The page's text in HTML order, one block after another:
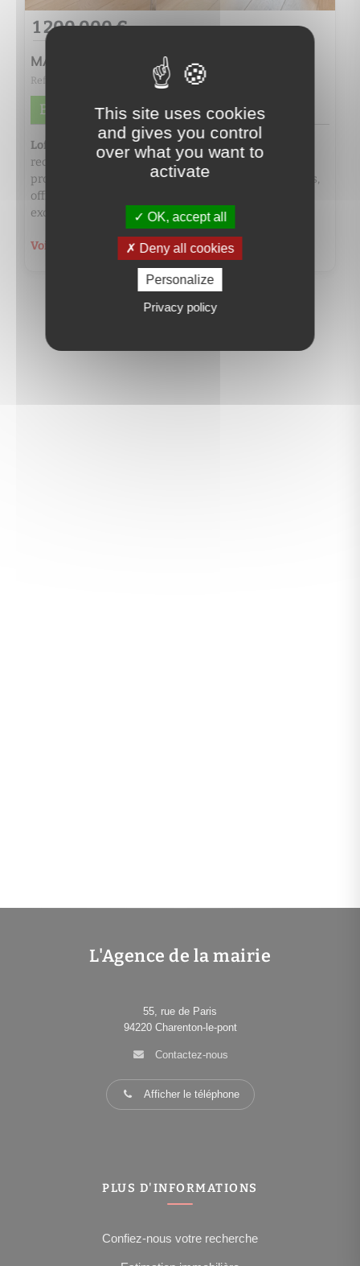
MAISONS-ALFORT
Ref. 5455
B
Loft 7 Pièce(s) de 176m 2
- M°STADE - Quartier
recherché de Charentonneau, rue calme - Nous vous
proposons ce magnifique loft avec espaces extérieurs,
offrant une surface habitable de 176m² aux volumes
exceptionnelles. Un emplac...
Voir le détail du bien
1 200 000 €
L'Agence de la mairie
55, rue de Paris
94220 Charenton-le-pont
Contactez-nous
Afficher le téléphone
PLUS D'INFORMATIONS
Confiez-nous votre recherche
This site uses cookies
and gives you control
over what you want to
activate
OK, accept all
Deny all cookies
Personalize
Privacy policy